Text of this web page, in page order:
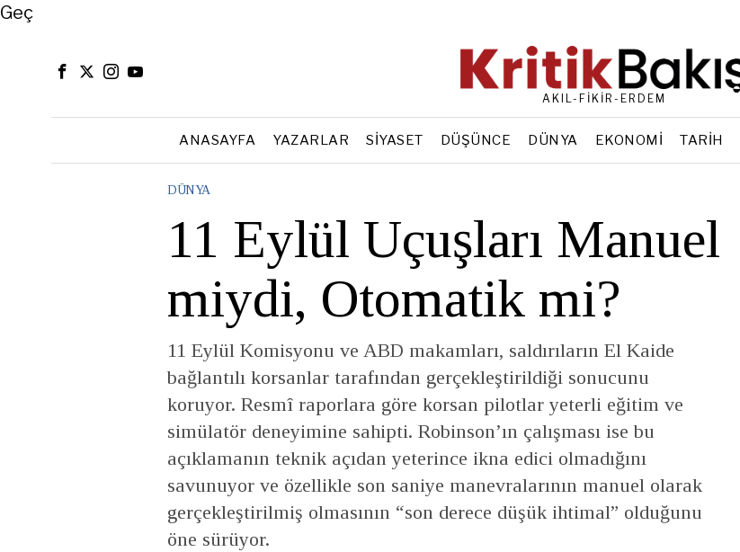
Close
Geç
AKIL-FİKİR-ERDEM
ANASAYFA YAZARLAR SIYASET DÜŞÜNCE DÜNYA EKONOMI TARIH
DÜNYA
11 Eylül Uçuşları Manuel
miydi, Otomatik mi?
11 Eylül Komisyonu ve ABD makamları, saldırıların El Kaide
bağlantılı korsanlar tarafından gerçekleştirildiği sonucunu
koruyor. Resmî raporlara göre korsan pilotlar yeterli eğitim ve
simülatör deneyimine sahipti. Robinson’ın çalışması ise bu
açıklamanın teknik açıdan yeterince ikna edici olmadığını
savunuyor ve özellikle son saniye manevralarının manuel olarak
gerçekleştirilmiş olmasının “son derece düşük ihtimal” olduğunu
öne sürüyor.